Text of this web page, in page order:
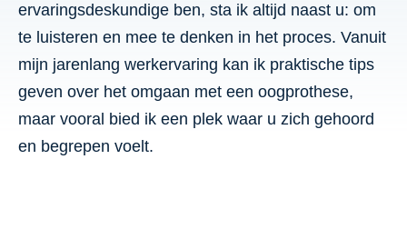
ervaringsdeskundige ben, sta ik altijd naast u: om
te luisteren en mee te denken in het proces. Vanuit
mijn jarenlang werkervaring kan ik praktische tips
geven over het omgaan met een oogprothese,
maar vooral bied ik een plek waar u zich gehoord
en begrepen voelt.